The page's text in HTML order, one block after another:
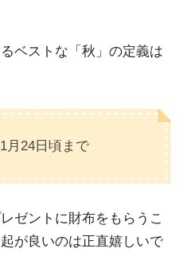
ベストな「秋」の定義は
月24日頃まで
ゼントに財布をもらうこ
が良いのは正直嬉しいで